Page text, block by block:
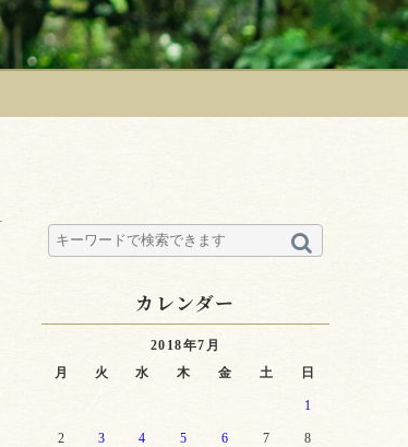
カレンダー
2018年7月
月
火 水 木 金 土 日
1
2 3 4 5 6 7 8